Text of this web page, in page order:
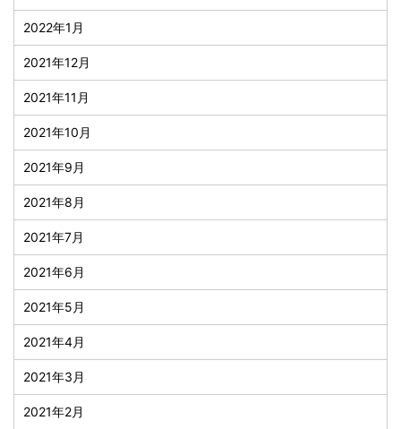
2022年1月
2021年12月
2021年11月
2021年10月
2021年9月
2021年8月
2021年7月
2021年6月
2021年5月
2021年4月
2021年3月
2021年2月